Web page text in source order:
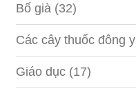
Bố già (32)
Các cây thuốc đông y
Giáo dục (17)